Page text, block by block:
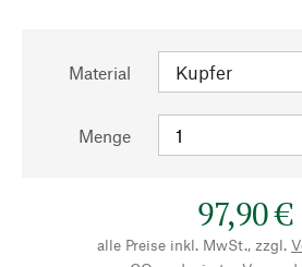
Material
Menge
97,90 €
alle Preise inkl. MwSt., zzgl.